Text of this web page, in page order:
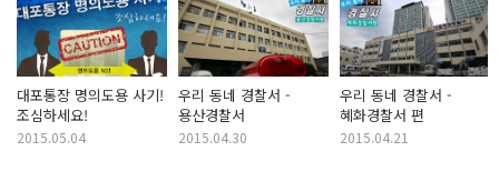
대포통장 명의도용 사기!
조심하세요!
2015.05.04
우리 동네 경찰서 -
용산경찰서
2015.04.30
우리 동네 경찰서 -
혜화경찰서 편
2015.04.21